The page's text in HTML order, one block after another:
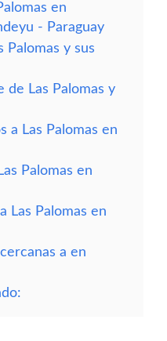
en
- Paraguay
Palomas y sus
de Las Palomas y
a Las Palomas en
Palomas en
Las Palomas en
a en